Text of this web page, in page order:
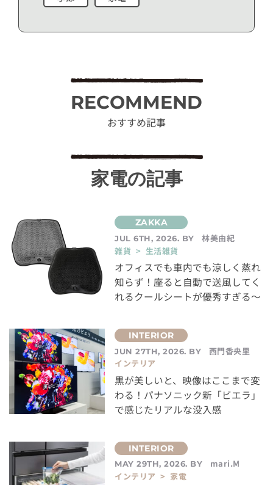
RECOMMEND
おすすめ記事
家電の記事
JUL 6TH, 2026. BY
林美由紀
雑貨 > 生活雑貨
オフィスでも車内でも涼しく蒸れ
知らず！座ると自動で送風してく
れるクールシートが優秀すぎる～
JUN 27TH, 2026. BY
西門香央里
インテリア
黒が美しいと、映像はここまで変
わる！パナソニック新「ビエラ」
で感じたリアルな没入感
MAY 29TH, 2026. BY
mari.M
インテリア > 家電